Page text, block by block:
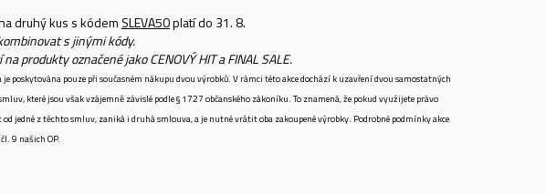
druhý kus s kódem SLEVA50platí do 31. 8.
s jinými kódy.
produkty označené jako CENOVÝ HIT a FINAL SALE.
je poskytována pouze při současném nákupu dvou výrobků. V rámci této akce dochází k uzavření dvou samostatných
které jsou však vzájemně závislé podle § 1727 občanského zákoníku. To znamená, že pokud využijete právo
jedné z těchto smluv, zaniká i druhá smlouva, a je nutné vrátit oba zakoupené výrobky. Podrobné podmínky akce
9 našich OP.